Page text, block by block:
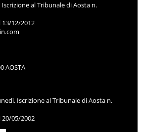
al Tribunale di Aosta n.
12/2012
AOSTA
Iscrizione al Tribunale di Aosta n.
05/2002